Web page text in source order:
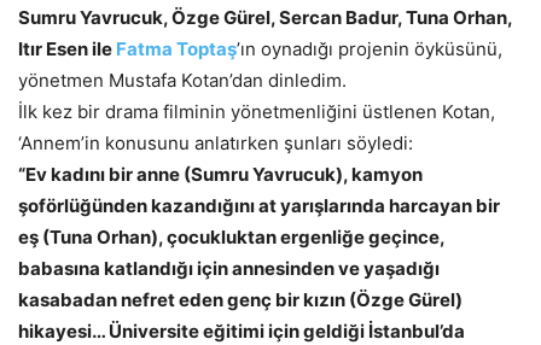
Sumru Yavrucuk, Özge Gürel, Sercan Badur, Tuna Orhan,
Itır Esen ile Fatma Toptaş’ın oynadığı projenin öyküsünü,
yönetmen Mustafa Kotan’dan dinledim.
İlk kez bir drama filminin yönetmenliğini üstlenen Kotan,
‘Annem’in konusunu anlatırken şunları söyledi:
“Ev kadını bir anne (Sumru Yavrucuk), kamyon
şoförlüğünden kazandığını at yarışlarında harcayan bir
eş (Tuna Orhan), çocukluktan ergenliğe geçince,
babasına katlandığı için annesinden ve yaşadığı
kasabadan nefret eden genç bir kızın (Özge Gürel)
hikayesi… Üniversite eğitimi için geldiği İstanbul’da